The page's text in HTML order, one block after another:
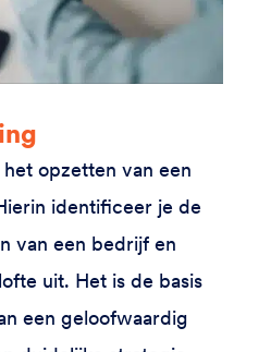
opzetten van een
identificeer je de
van een bedrijf en
uit. Het is de basis
een geloofwaardig